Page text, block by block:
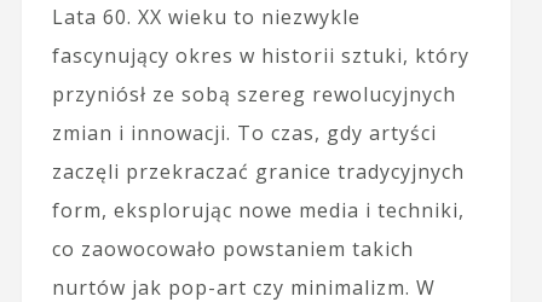
Lata 60. XX wieku to niezwykle
fascynujący okres w historii sztuki, który
przyniósł ze sobą szereg rewolucyjnych
zmian i innowacji. To czas, gdy artyści
zaczęli przekraczać granice tradycyjnych
form, eksplorując nowe media i techniki,
co zaowocowało powstaniem takich
nurtów jak pop-art czy minimalizm. W